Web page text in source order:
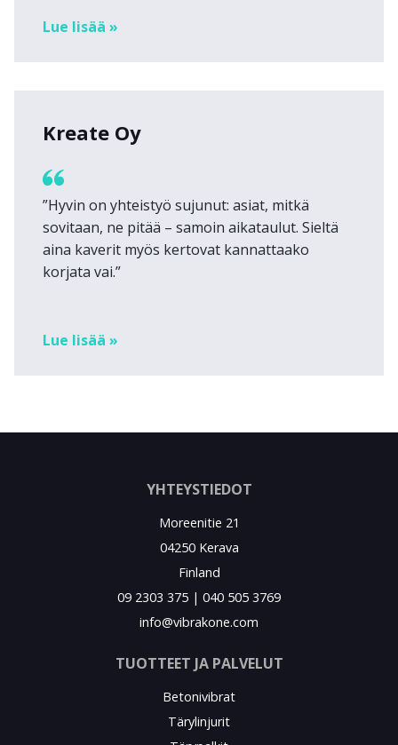
Lue lisää »
Kreate Oy
”Hyvin on yhteistyö sujunut: asiat, mitkä
sovitaan, ne pitää – samoin aikataulut. Sieltä
aina kaverit myös kertovat kannattaako
korjata vai.”
Lue lisää »
YHTEYSTIEDOT
Moreenitie 21
04250 Kerava
Finland
09 2303 375 | 040 505 3769
info@vibrakone.com
TUOTTEET JA PALVELUT
Betonivibrat
Tärylinjurit